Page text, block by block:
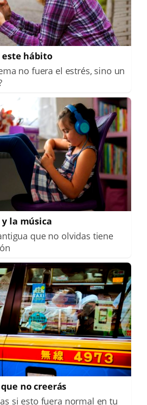
este hábito
no fuera el estrés, sino un
la música
que no olvidas tiene
no creerás
si esto fuera normal en tu